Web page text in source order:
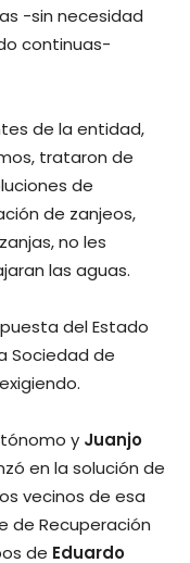
-sin necesidad
continuas-
de la entidad,
trataron de
de
de zanjeos,
no les
las aguas.
del Estado
Sociedad de
y Juanjo
en la solución de
vecinos de esa
de Recuperación
de Eduardo